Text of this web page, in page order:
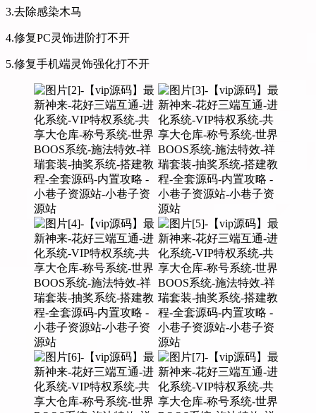
3.去除感染木马
4.修复PC灵饰进阶打不开
5.修复手机端灵饰强化打不开